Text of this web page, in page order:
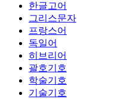
한글고어
그리스문자
프랑스어
독일어
히브리어
괄호기호
학술기호
기술기호